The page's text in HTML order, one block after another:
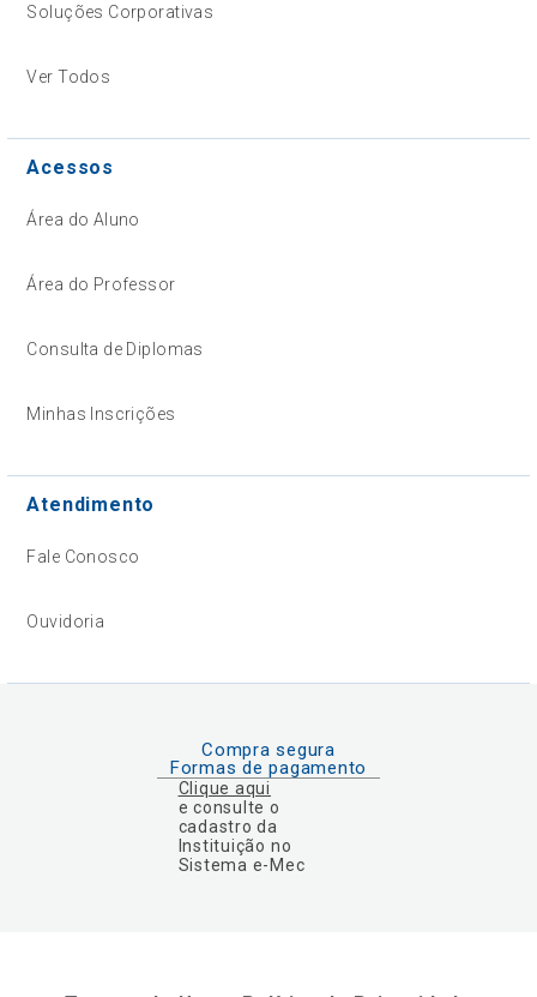
Soluções Corporativas
Ver Todos
Acessos
Área do Aluno
Área do Professor
Consulta de Diplomas
Minhas Inscrições
Atendimento
Fale Conosco
Ouvidoria
Compra segura
Formas de pagamento
Clique aqui
e consulte o
cadastro da
Instituição no
Sistema e-Mec